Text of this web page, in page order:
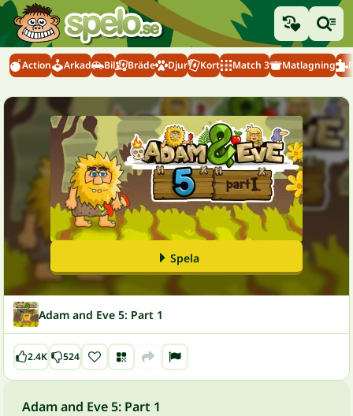
Action Arkad Bil Bräde Djur Kort Match 3 Matlagning
Spela
Adam and Eve 5: Part 1
2.4K 524
Adam and Eve 5: Part 1